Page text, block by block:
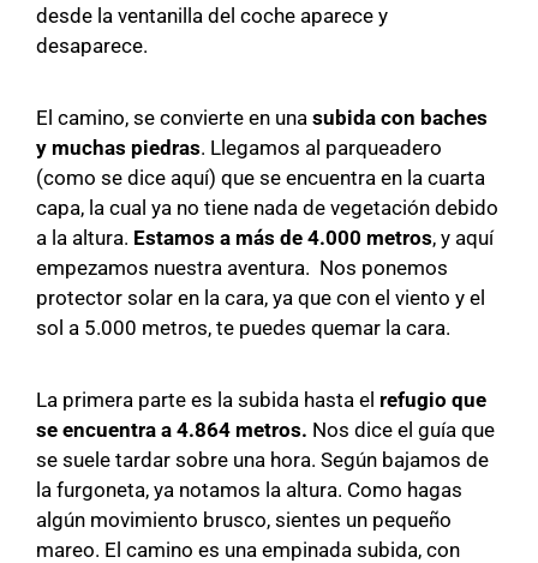
desde la ventanilla del coche aparece y
desaparece.
El camino, se convierte en una subida con baches
y muchas piedras. Llegamos al parqueadero
(como se dice aquí) que se encuentra en la cuarta
capa, la cual ya no tiene nada de vegetación debido
a la altura. Estamos a más de 4.000 metros, y aquí
empezamos nuestra aventura. Nos ponemos
protector solar en la cara, ya que con el viento y el
sol a 5.000 metros, te puedes quemar la cara.
La primera parte es la subida hasta el refugio que
se encuentra a 4.864 metros. Nos dice el guía que
se suele tardar sobre una hora. Según bajamos de
la furgoneta, ya notamos la altura. Como hagas
algún movimiento brusco, sientes un pequeño
mareo. El camino es una empinada subida, con